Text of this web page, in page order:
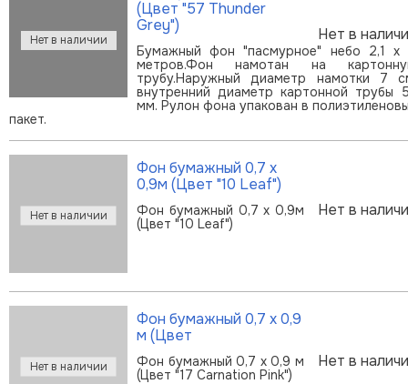
Нет в
(Цвет "57 Thunder
Grey")
Бумажный фон "пасмурное" небо 2,1 х
метров.Фон намотан на
трубу.Наружный диаметр намотки 7
внутренний диаметр картонной трубы
мм. Рулон фона упакован в
пакет.
Нет в
Фон бумажный 0,7 х
0,9м (Цвет "10 Leaf")
Фон бумажный 0,7 х 0,9м
(Цвет "10 Leaf")
Нет в
Фон бумажный 0,7 х 0,9
м (Цвет
Фон бумажный 0,7 х 0,9 м
(Цвет "17 Carnation Pink")